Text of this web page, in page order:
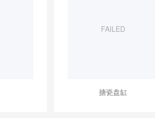
FAILED
搪瓷盘缸